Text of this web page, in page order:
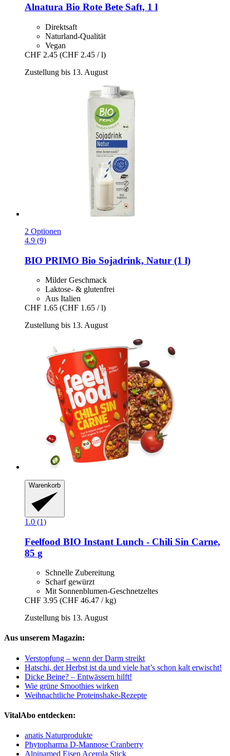
Alnatura Bio Rote Bete Saft, 1 l
Direktsaft
Naturland-Qualität
Vegan
CHF 2.45 (CHF 2.45 / l)
Zustellung bis 13. August
2 Optionen
4.9 (9)
BIO PRIMO Bio Sojadrink, Natur (1 l)
Milder Geschmack
Laktose- & glutenfrei
Aus Italien
CHF 1.65 (CHF 1.65 / l)
Zustellung bis 13. August
Warenkorb
1.0 (1)
Feelfood BIO Instant Lunch -​ Chili Sin Carne,
85 g
Schnelle Zubereitung
Scharf gewürzt
Mit Sonnenblumen-Geschnetzeltes
CHF 3.95 (CHF 46.47 / kg)
Zustellung bis 13. August
Aus unserem Magazin:
Verstopfung – wenn der Darm streikt
Hatschi, der Herbst ist da und viele hat’s schon kalt erwischt!
Dicke Beine? – Entwässern hilft!
Wie grüne Smoothies wirken
Weihnachtliche Proteinshake-Rezepte
VitalAbo entdecken:
anatis Naturprodukte
Phytopharma D-Mannose Cranberry
Alpinamed Eisen Acerola Stick